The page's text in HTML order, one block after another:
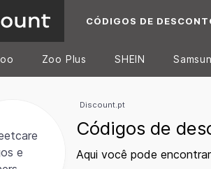
CÓDIGOS DE
Zoo Plus SHEIN
Discount.pt
Códigos de
Aqui você pode